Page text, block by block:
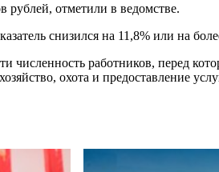
рублей, отметили в ведомстве.
снизился на 11,8% или на
численность работников, перед
охота и предоставление